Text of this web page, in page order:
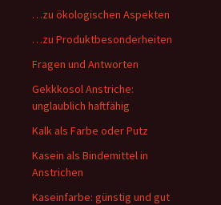
…zu ökologischen Aspekten
…zu Produktbesonderheiten
Fragen und Antworten
Gekkkosol Anstriche:
unglaublich haftfähig
Kalk als Farbe oder Putz
Kasein als Bindemittel in
Anstrichen
Kaseinfarbe: günstig und gut